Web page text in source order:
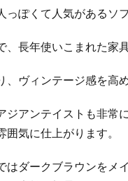
っぽくて人気があるソ
長年使いこまれた家
ヴィンテージ感を高
ジアンテイストも非常
気に仕上がります。
はダークブラウンをメ